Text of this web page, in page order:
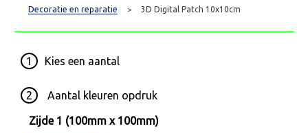
Decoratie en reparatie > 3D Digital Patch 10x10cm
1 Kies een aantal
2 Aantal kleuren opdruk
Zijde 1 (100mm x 100mm)